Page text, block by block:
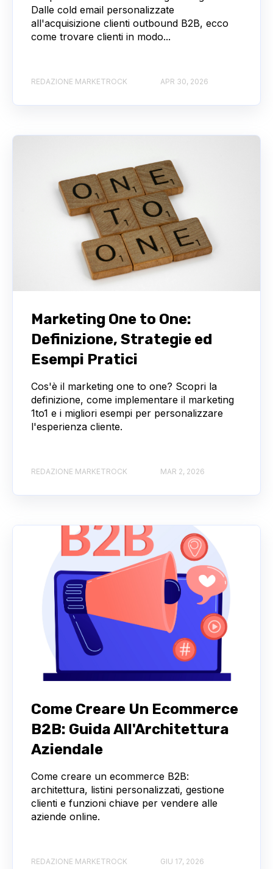
Dalle cold email personalizzate
all'acquisizione clienti outbound B2B, ecco
come trovare clienti in modo...
REDAZIONE MARKETROCK APR 30, 2026
Marketing One to One:
Definizione, Strategie ed
Esempi Pratici
Cos'è il marketing one to one? Scopri la
definizione, come implementare il marketing
1to1 e i migliori esempi per personalizzare
l'esperienza cliente.
REDAZIONE MARKETROCK MAR 2, 2026
Come Creare Un Ecommerce
B2B: Guida All'Architettura
Aziendale
Come creare un ecommerce B2B:
architettura, listini personalizzati, gestione
clienti e funzioni chiave per vendere alle
aziende online.
REDAZIONE MARKETROCK GIU 17, 2026